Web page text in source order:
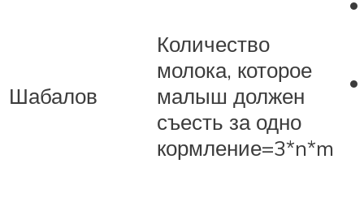
Шабалов
Количество
молока, которое
малыш должен
съесть за одно
кормление=3*n*m